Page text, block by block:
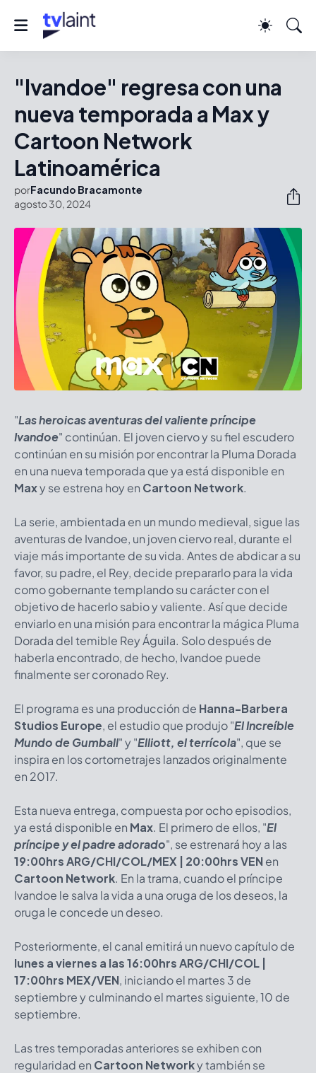
"Ivandoe" regresa con una
nueva temporada a Max y
Cartoon Network
Latinoamérica
porFacundo Bracamonte
agosto 30, 2024
"Las heroicas aventuras del valiente príncipe
Ivandoe" continúan. El joven ciervo y su fiel escudero
continúan en su misión por encontrar la Pluma Dorada
en una nueva temporada que ya está disponible en
Maxy se estrena hoy en Cartoon Network.
La serie, ambientada en un mundo medieval, sigue las
aventuras de Ivandoe, un joven ciervo real, durante el
viaje más importante de su vida. Antes de abdicar a su
favor, su padre, el Rey, decide prepararlo para la vida
como gobernante templando su carácter con el
objetivo de hacerlo sabio y valiente. Así que decide
enviarlo en una misión para encontrar la mágica Pluma
Dorada del temible Rey Águila. Solo después de
haberla encontrado, de hecho, Ivandoe puede
finalmente ser coronado Rey.
El programa es una producción de Hanna-Barbera
Studios Europe, el estudio que produjo "El Increíble
Mundo de Gumball" y "Elliott, el terrícola", que se
inspira en los cortometrajes lanzados originalmente
en 2017.
Esta nueva entrega, compuesta por ocho episodios,
ya está disponible en Max. El primero de ellos, "El
príncipe y el padre adorado", se estrenará hoy a las
19:00hrs ARG/CHI/COL/MEX | 20:00hrs VENen
Cartoon Network. En la trama, cuando el príncipe
Ivandoe le salva la vida a una oruga de los deseos, la
oruga le concede un deseo.
Posteriormente, el canal emitirá un nuevo capítulo de
lunes a viernes a las 16:00hrs ARG/CHI/COL |
17:00hrs MEX/VEN, iniciando el martes 3 de
septiembre y culminando el martes siguiente, 10 de
septiembre.
Las tres temporadas anteriores se exhiben con
regularidad en Cartoon Networky también se